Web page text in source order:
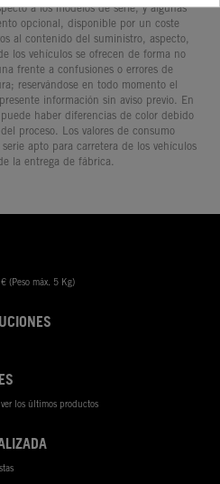
a los modelos de serie, y algunas
opcional, disponible por un coste
al contenido del suministro, aspecto,
los vehículos se ofrecen de forma no
frente a confusiones o errores de
reservándose en todo momento el
información sin aviso previo. En
haber diferencias de color debido
proceso. Los valores de consumo
apto para carretera de los vehículos
la entrega de fábrica.
(Peso máx. 5 Kg)
los últimos productos